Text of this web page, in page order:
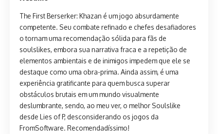
The First Berserker: Khazan é um jogo absurdamente
competente. Seu combate refinado e chefes desafiadores
o tornam uma recomendação sólida para fãs de
soulslikes, embora sua narrativa fraca e a repetição de
elementos ambientais e de inimigos impedem que ele se
destaque como uma obra-prima. Ainda assim, é uma
experiência gratificante para quem busca superar
obstáculos brutais em um mundo visualmente
deslumbrante, sendo, ao meu ver, o melhor Soulslike
desde Lies of P, desconsiderando os jogos da
FromSoftware. Recomendadíssimo!